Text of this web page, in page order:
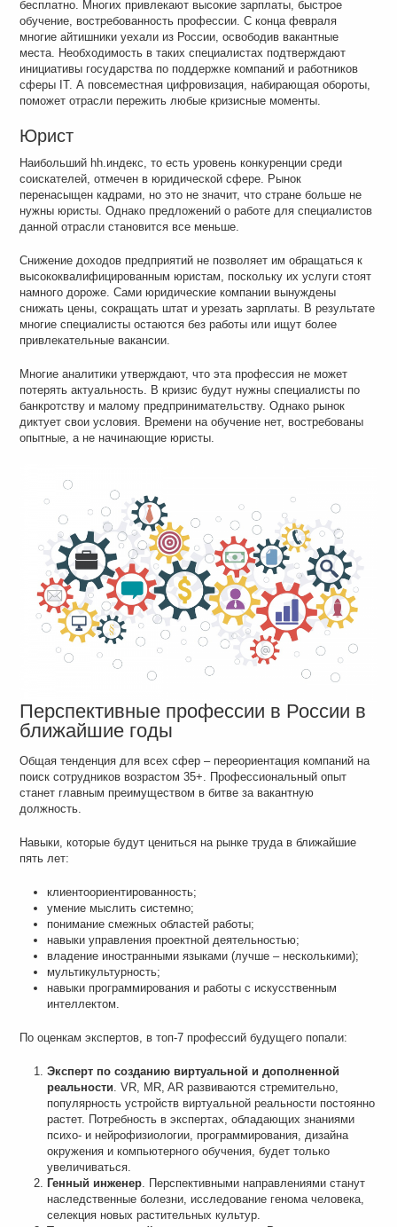
бесплатно. Многих привлекают высокие зарплаты, быстрое
обучение, востребованность профессии. С конца февраля
многие айтишники уехали из России, освободив вакантные
места. Необходимость в таких специалистах подтверждают
инициативы государства по поддержке компаний и работников
сферы IT. А повсеместная цифровизация, набирающая обороты,
поможет отрасли пережить любые кризисные моменты.
Юрист
Наибольший hh.индекс, то есть уровень конкуренции среди
соискателей, отмечен в юридической сфере. Рынок
перенасыщен кадрами, но это не значит, что стране больше не
нужны юристы. Однако предложений о работе для специалистов
данной отрасли становится все меньше.
Снижение доходов предприятий не позволяет им обращаться к
высококвалифицированным юристам, поскольку их услуги стоят
намного дороже. Сами юридические компании вынуждены
снижать цены, сокращать штат и урезать зарплаты. В результате
многие специалисты остаются без работы или ищут более
привлекательные вакансии.
Многие аналитики утверждают, что эта профессия не может
потерять актуальность. В кризис будут нужны специалисты по
банкротству и малому предпринимательству. Однако рынок
диктует свои условия. Времени на обучение нет, востребованы
опытные, а не начинающие юристы.
Перспективные профессии в России в
ближайшие годы
Общая тенденция для всех сфер – переориентация компаний на
поиск сотрудников возрастом 35+. Профессиональный опыт
станет главным преимуществом в битве за вакантную
должность.
Навыки, которые будут цениться на рынке труда в ближайшие
пять лет:
клиентоориентированность;
умение мыслить системно;
понимание смежных областей работы;
навыки управления проектной деятельностью;
владение иностранными языками (лучше – несколькими);
мультикультурность;
навыки программирования и работы с искусственным
интеллектом.
По оценкам экспертов, в топ-7 профессий будущего попали:
Эксперт по созданию виртуальной и дополненной
реальности . VR, MR, AR развиваются стремительно,
популярность устройств виртуальной реальности постоянно
растет. Потребность в экспертах, обладающих знаниями
психо- и нейрофизиологии, программирования, дизайна
окружения и компьютерного обучения, будет только
увеличиваться.
Генный инженер. Перспективными направлениями станут
наследственные болезни, исследование генома человека,
селекция новых растительных культур.